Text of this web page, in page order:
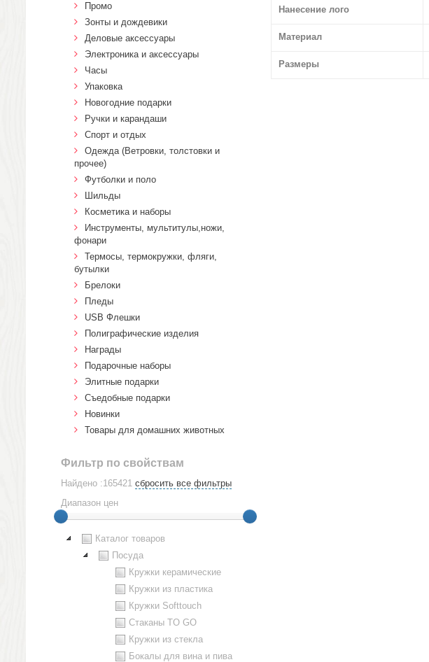
Нанесение лого
Материал
Размеры
Промо
Зонты и дождевики
Деловые аксессуары
Электроника и аксессуары
Часы
Упаковка
Новогодние подарки
Ручки и карандаши
Спорт и отдых
Одежда (Ветровки, толстовки и
прочее)
Футболки и поло
Шильды
Косметика и наборы
Инструменты, мультитулы,ножи,
фонари
Термосы, термокружки, фляги,
бутылки
Брелоки
Пледы
USB Флешки
Полиграфические изделия
Награды
Подарочные наборы
Элитные подарки
Cъедобные подарки
Новинки
Товары для домашних животных
Фильтр по свойствам
Найдено :165421 сбросить все фильтры
Диапазон цен
Каталог товаров
Посуда
Кружки керамические
Кружки из пластика
Кружки Softtouch
Стаканы TO GO
Кружки из стекла
Бокалы для вина и пива